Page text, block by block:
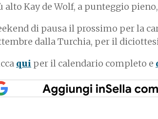
alto Kay de Wolf, a punteggio
di pausa il prossimo per la
dalla Turchia, per il
qui per il calendario completo e